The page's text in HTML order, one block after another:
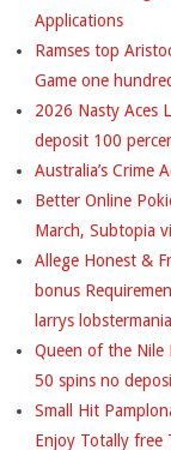
Applications
Ramses top
Game one
2026 Nasty Aces
deposit 100
Australia’s Crime
Better Online
March, Subtopia
Allege Honest &
bonus
larrys
Queen of the Nile
50 spins no
Small Hit
Enjoy Totally free